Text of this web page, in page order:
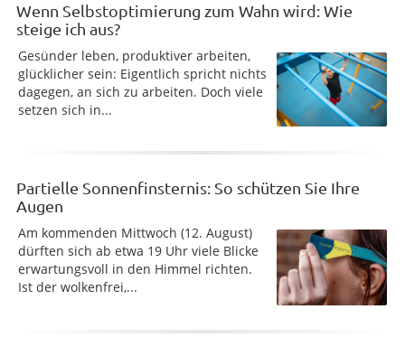
Wenn Selbstoptimierung zum Wahn wird: Wie
steige ich aus?
Gesünder leben, produktiver arbeiten,
glücklicher sein: Eigentlich spricht nichts
dagegen, an sich zu arbeiten. Doch viele
setzen sich in...
Partielle Sonnenfinsternis: So schützen Sie Ihre
Augen
Am kommenden Mittwoch (12. August)
dürften sich ab etwa 19 Uhr viele Blicke
erwartungsvoll in den Himmel richten.
Ist der wolkenfrei,...